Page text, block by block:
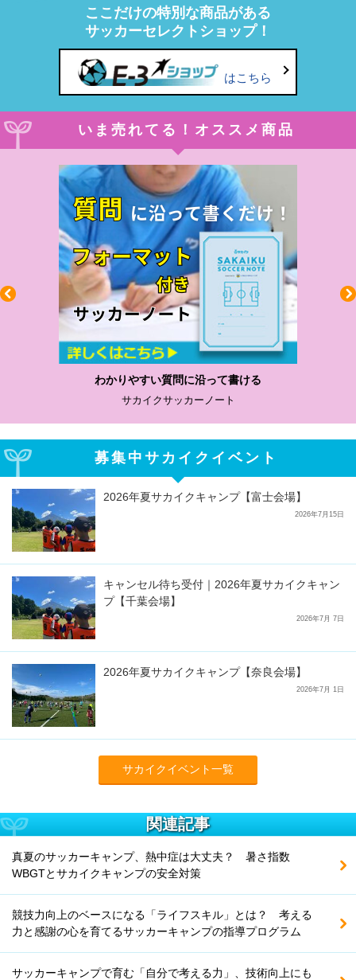
ここだけの特別な商品がある
サッカーセレクトショップ！
はこちら
いま売れてる！オススメ商品
わかりやすい質問に沿って書ける
サカイクサッカーノート
募集中サカイクイベント
2026年夏サカイクキャンプ【富士会場】
2026年7月15日
キャンセル待ち受付｜2026年夏サカイクキャン
プ【千葉会場】
2026年7月 7日
2026年夏サカイクキャンプ【奈良会場】
2026年7月 1日
サカイクイベント一覧
関連記事
真夏のサッカーキャンプ、熱中症は大丈夫？ 暑さ指数
WBGTとサカイクキャンプの安全対策
競技力向上のベースになる「ライフスキル」とは？ 考える
力と感謝の心を育てるサッカーキャンプの指導プログラム
サッカーキャンプで育む「自分で考える力」、技術向上にも